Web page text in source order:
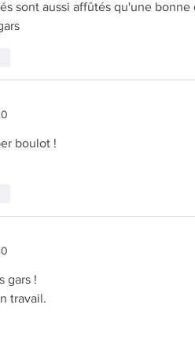
sont aussi affûtés qu'une
boulot !
gars !
travail.